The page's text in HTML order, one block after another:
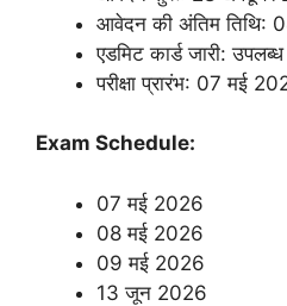
आवेदन की अंतिम तिथि:
एडमिट कार्ड जारी:
परीक्षा प्रारंभ: 07 मई
Exam Schedule:
07 मई 2026
08 मई 2026
09 मई 2026
13 जून 2026